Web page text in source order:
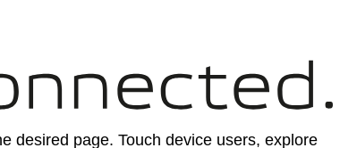
desired page. Touch device users, explore